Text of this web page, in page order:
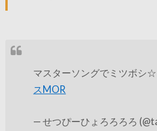
マスターソングでミツボ
スMOR
— せつぴーひょろろろろ